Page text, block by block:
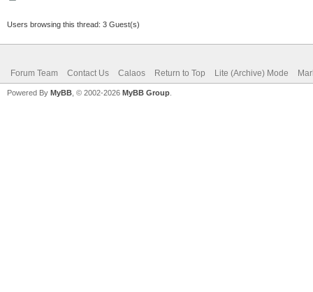
Users browsing this thread: 3 Guest(s)
Forum Team Contact Us Calaos Return to Top Lite (Archive) Mode
Powered By MyBB , © 2002-2026 MyBB Group